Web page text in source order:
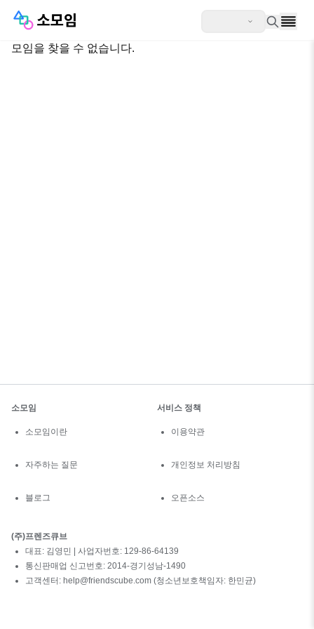
모임을 찾을 수 없습니다.
소모임
소모임이란
자주하는 질문
블로그
서비스 정책
이용약관
개인정보 처리방침
오픈소스
(주)프렌즈큐브
대표: 김영민 | 사업자번호: 129-86-64139
통신판매업 신고번호: 2014-경기성남-1490
고객센터: help@friendscube.com (청소년보호책임자: 한민균)